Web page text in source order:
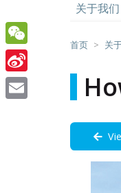
关于我们
首页 关
WeChat
Sina